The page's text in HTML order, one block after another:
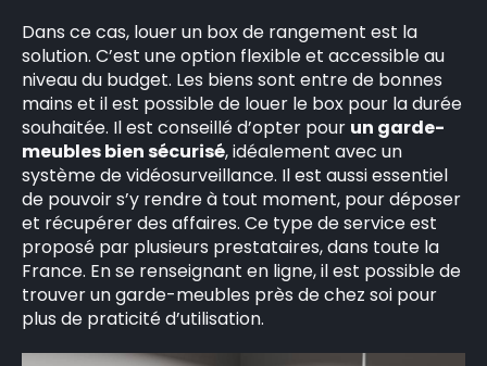
Dans ce cas, louer un box de rangement est la
solution. C’est une option flexible et accessible au
niveau du budget. Les biens sont entre de bonnes
mains et il est possible de louer le box pour la durée
souhaitée. Il est conseillé d’opter pour un garde-
meubles bien sécurisé, idéalement avec un
système de vidéosurveillance. Il est aussi essentiel
de pouvoir s’y rendre à tout moment, pour déposer
et récupérer des affaires. Ce type de service est
proposé par plusieurs prestataires, dans toute la
France. En se renseignant en ligne, il est possible de
trouver un garde-meubles près de chez soi pour
plus de praticité d’utilisation.